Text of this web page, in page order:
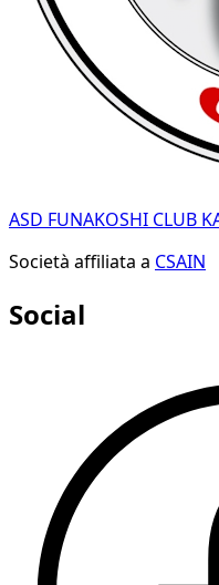
ASD FUNAKOSHI CLUB
Società affiliata a CSAIN
Social